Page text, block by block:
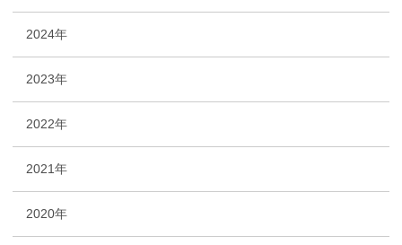
2024年
2023年
2022年
2021年
2020年